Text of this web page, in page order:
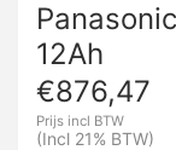
12Ah
€876,47
Prijs incl BTW
(Incl 21% BTW)